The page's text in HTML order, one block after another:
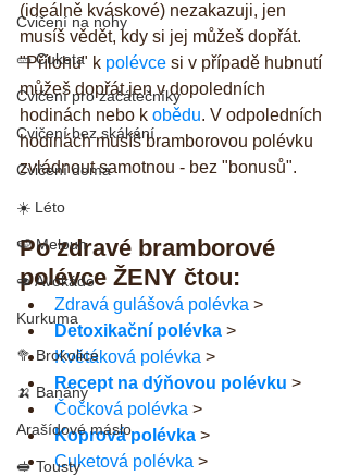
Cvičení na nohy
🥒 Cuketa
Cvičení pro začátečníky
Cvičení bez skákání
Cvičení doma
☀️ Léto
🍉 Meloun
🥑 Avokádo
Kurkuma
🥦 Brokolice
🍌 Banány
Arašídové máslo
🥪 Tousty
(ideálně kváskové) nezakazuji, jen
musíš vědět, kdy si jej můžeš dopřát.
"Přílohu" k polévce si v případě hubnutí
můžeš dopřát jen v dopoledních
hodinách nebo k obědu. V odpoledních
hodinách musíš bramborovou polévku
zvládnout samotnou - bez "bonusů".
Po zdravé bramborové
polévce ŽENY čtou:
Zdravá gulášová polévka >
Detoxikační polévka >
Květáková polévka >
Recept na dýňovou polévku >
Čočková polévka >
Koprová polévka >
Cuketová polévka >